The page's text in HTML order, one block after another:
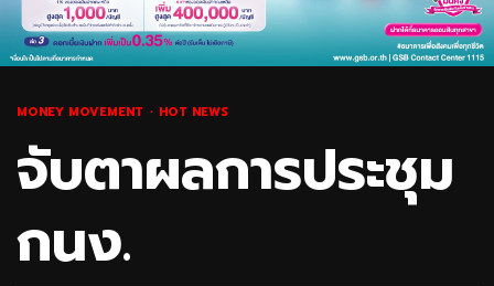
MONEY MOVEMENT HOT NEWS
จับตาผลการประชุม
กนง.